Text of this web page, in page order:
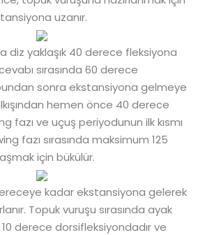
uzanır.
diz yaklaşık 40 derece fleksiyona
sırasında 60 derece
sonra ekstansiyona gelmeye
hemen önce 40 derece
fazı ve uçuş periyodunun ilk kısmı
fazı sırasında maksimum 125
için bükülür.
kadar ekstansiyona gelerek
Topuk vuruşu sırasında ayak
derece dorsifleksiyondadır ve